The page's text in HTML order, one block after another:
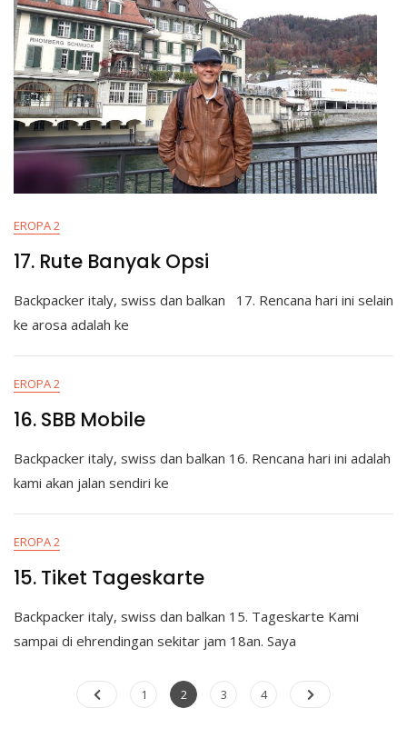
EROPA 2
17. Rute Banyak Opsi
Backpacker italy, swiss dan balkan 17. Rencana hari ini selain
ke arosa adalah ke
EROPA 2
16. SBB Mobile
Backpacker italy, swiss dan balkan 16. Rencana hari ini adalah
kami akan jalan sendiri ke
EROPA 2
15. Tiket Tageskarte
Backpacker italy, swiss dan balkan 15. Tageskarte Kami
sampai di ehrendingan sekitar jam 18an. Saya
Posts
Page
1 Page
2 Page
3 Page
4